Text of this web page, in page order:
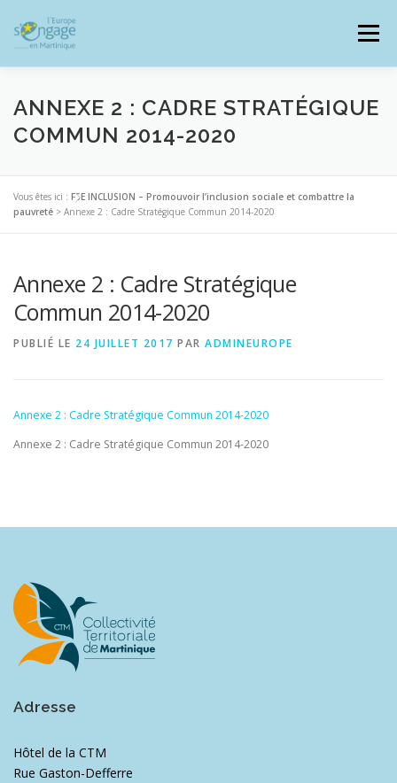
contenu
Menu
ZOOM EUROPE
ANNEXE 2 : CADRE STRATÉGIQUE
COMMUN 2014-2020
Vous êtes ici : FSE INCLUSION – Promouvoir l’inclusion sociale et combattre la
pauvreté > Annexe 2 : Cadre Stratégique Commun 2014-2020
Annexe 2 : Cadre Stratégique
Commun 2014-2020
PUBLIÉ LE 24 JUILLET 2017 PAR ADMINEUROPE
Annexe 2 : Cadre Stratégique Commun 2014-2020
Annexe 2 : Cadre Stratégique Commun 2014-2020
Adresse
Hôtel de la CTM
Rue Gaston-Defferre